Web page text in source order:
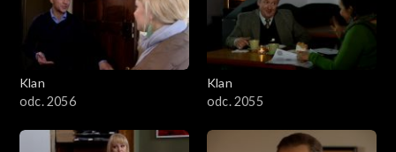
Klan
odc. 2056
Klan
odc. 2055